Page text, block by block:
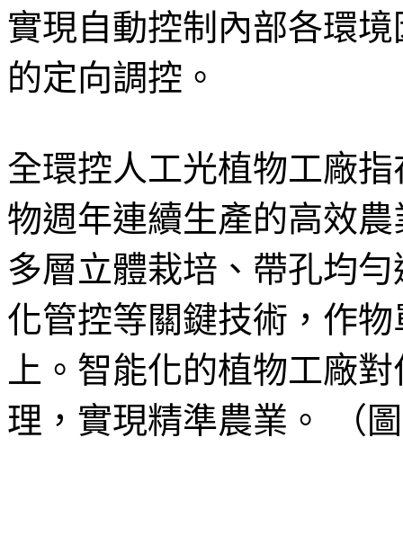
實現自動控制內部各環
的定向調控。
全環控人工光植物工廠
物週年連續生產的高效
多層立體栽培、帶孔均
化管控等關鍵技術，作
上。智能化的植物工廠
理，實現精準農業。 （